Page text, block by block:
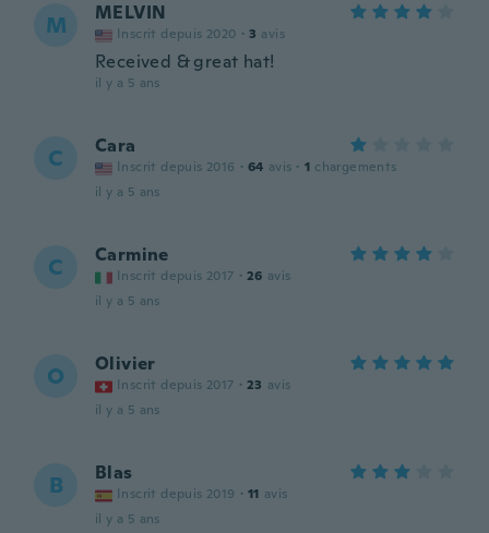
M MELVIN
Inscrit depuis 2020 · 3 avis
Received & great hat!
il y a 5 ans
C Cara
Inscrit depuis 2016 · 64 avis · 1 chargements
il y a 5 ans
C Carmine
Inscrit depuis 2017 · 26 avis
il y a 5 ans
O Olivier
Inscrit depuis 2017 · 23 avis
il y a 5 ans
B Blas
Inscrit depuis 2019 · 11 avis
il y a 5 ans